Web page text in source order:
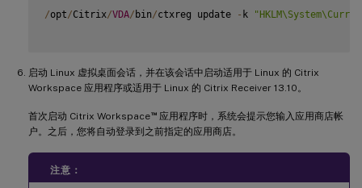
/opt/Citrix/VDA/ bin/ctxreg update - k
启动 Linux 虚拟桌面会话，并在该会话中启动适用于 Linux 的 Citrix
Workspace 应用程序或适用于 Linux 的 Citrix Receiver 13.10。
首次启动 Citrix Workspace™应用程序时，系统会提示您输入应用商店帐
户。之后，您将自动登录到之前指定的应用商店。
注意：